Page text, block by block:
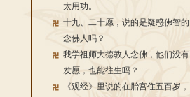
太用功。
十九、二十愿，说的是疑惑佛智的
念佛人吗？
我学祖师大德教人念佛，他们没有
发愿，也能往生吗？
《观经》里说的在胎宫住五百岁，